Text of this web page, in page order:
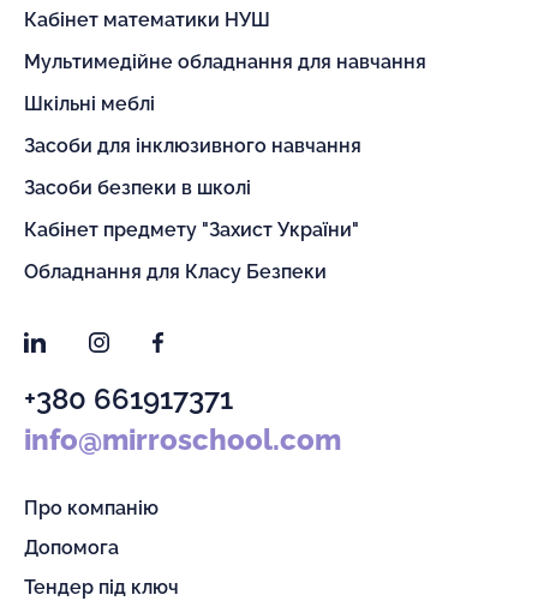
Кабінет математики НУШ
Мультимедійне обладнання для навчання
Шкільні меблі
Засоби для інклюзивного навчання
Засоби безпеки в школі
Кабінет предмету "Захист України"
Обладнання для Класу Безпеки
LinkedInInstagramFacebook
+380 661917371
info@mirroschool.com
Про компанію
Допомога
Тендер під ключ